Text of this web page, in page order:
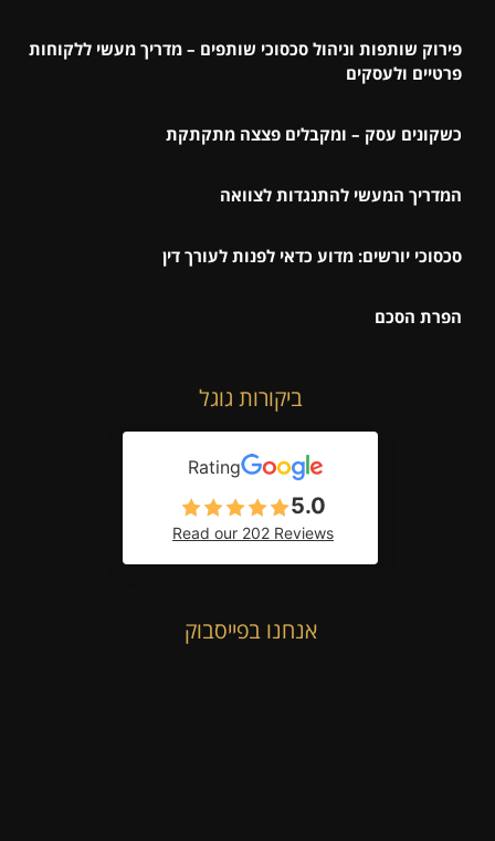
פירוק שותפות וניהול סכסוכי שותפים – מדריך מעשי ללקוחות
פרטיים ולעסקים
כשקונים עסק – ומקבלים פצצה מתקתקת
המדריך המעשי להתנגדות לצוואה
סכסוכי יורשים: מדוע כדאי לפנות לעורך דין
הפרת הסכם
ביקורות גוגל
Rating
5.0
Read our 202 Reviews
אנחנו בפייסבוק